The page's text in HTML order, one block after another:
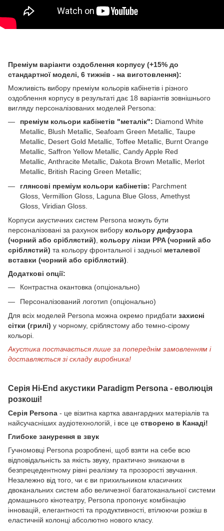
Преміум варіанти оздоблення корпусу (+15% до
стандартної моделі, 6 тижнів - на виготовлення):
Можливість вибору преміум кольорів кабінетів і різного
оздоблення корпусу в результаті дає 18 варіантів зовнішнього
вигляду персоналізованих моделей Persona:
преміум кольори кабінетів "металік": Diamond White
Metallic, Blush Metallic, Seafoam Green Metallic, Taupe
Metallic, Desert Gold Metallic, Toffee Metallic, Burnt Orange
Metallic, Saffron Yellow Metallic, Candy Apple Red
Metallic, Anthracite Metallic, Dakota Brown Metallic, Merlot
Metallic, British Racing Green Metallic;
глянсові преміум кольори кабінетів: Parchment
Gloss, Vermillion Gloss, Laguna Blue Gloss, Amethyst
Gloss, Viridian Gloss.
Корпуси акустичних систем Persona можуть бути
персоналізовані за рахунок вибору кольору дифузора
(чорний або сріблястий)
кольору лінзи PPA (чорний або
сріблястий) та кольору фронтальної і задньої металевої
вставки (чорний або сріблястий)
Додаткові опції:
Контрастна окантовка (опціонально)
Персоналізований логотип (опціонально)
Для всіх моделей Persona можна окремо придбати захисні
сітки (грилі) у чорному, сріблястому або темно-сірому
кольорі.
Акустика постачається лише за попереднім замовленням і
доставляється зі складу виробника!
Серія Hi-End акустики Paradigm Persona - еволюція
розкоші!
Серія Persona - це візитна картка авангардних матеріалів та
найсучасніших аудіотехнологій, і все це створено в Канаді!
Глибоке занурення в звук
Гучномовці Persona розроблені, щоб взяти на себе всю
відповідальність за якість звуку, практично зникаючи в
безпрецедентному рівні реалізму та прозорості звучання.
Незалежно від того, чи є ви прихильником класичних
двоканальних систем або величезної багатоканальної системи
домашнього кінотеатру, Persona пропонує комбінацію
інновацій, елегантності та продуктивності, втілюючи розкіш в
еластичній колонці абсолютно нового класу.